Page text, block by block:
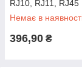
RJ10, RJ11, RJ45
Немає в
396,90 ₴